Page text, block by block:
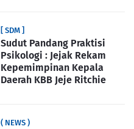
[ SDM ]
Sudut Pandang Praktisi
Psikologi : Jejak Rekam
Kepemimpinan Kepala
Daerah KBB Jeje Ritchie
( NEWS )